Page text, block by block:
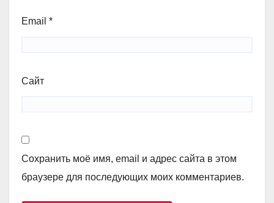
Email *
Сайт
Сохранить моё имя, email и адрес сайта в этом
браузере для последующих моих комментариев.